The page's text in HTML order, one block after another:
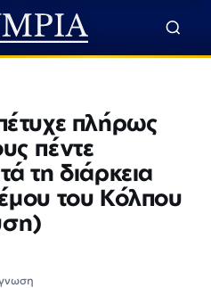
πλήρως
πέντε
τη διάρκεια
του Κόλπου